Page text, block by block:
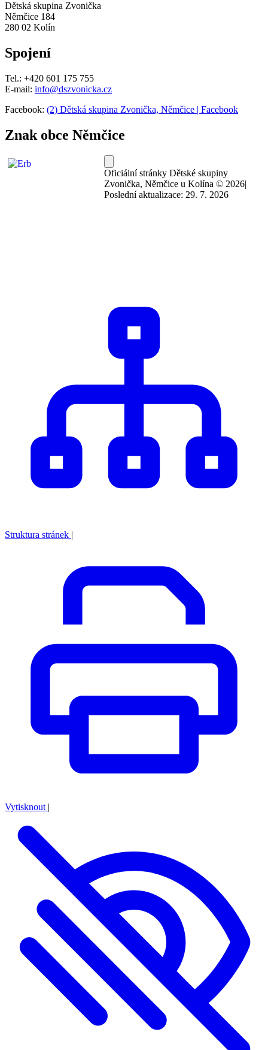
Dětská skupina Zvonička
Němčice 184
280 02 Kolín
Spojení
Tel.: +420 601 175 755
E-mail: info@dszvonicka.cz
Facebook: (2) Dětská skupina Zvonička, Němčice | Facebook
Znak obce Němčice
Oficiální stránky Dětské skupiny
Zvonička, Němčice u Kolína © 2026|
Poslední aktualizace: 29. 7. 2026
Struktura stránek |
Vytisknout |